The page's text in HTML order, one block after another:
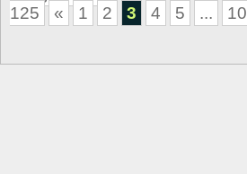
125
« 1 2 3 4 5 ... 10